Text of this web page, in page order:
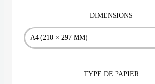
65,00 €
DIMENSIONS
TYPE DE PAPIER
de
Poster